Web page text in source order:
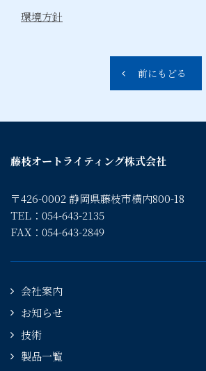
環境方針
前にもどる
藤枝オートライティング株式会社
〒426-0002 静岡県藤枝市横内800-18
TEL：054-643-2135
FAX：054-643-2849
会社案内
お知らせ
技術
製品一覧